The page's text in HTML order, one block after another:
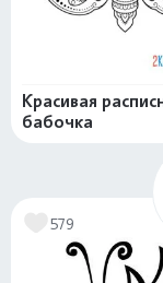
Красивая
бабочка
579